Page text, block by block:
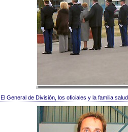
El General de División, los oficiales y la familia